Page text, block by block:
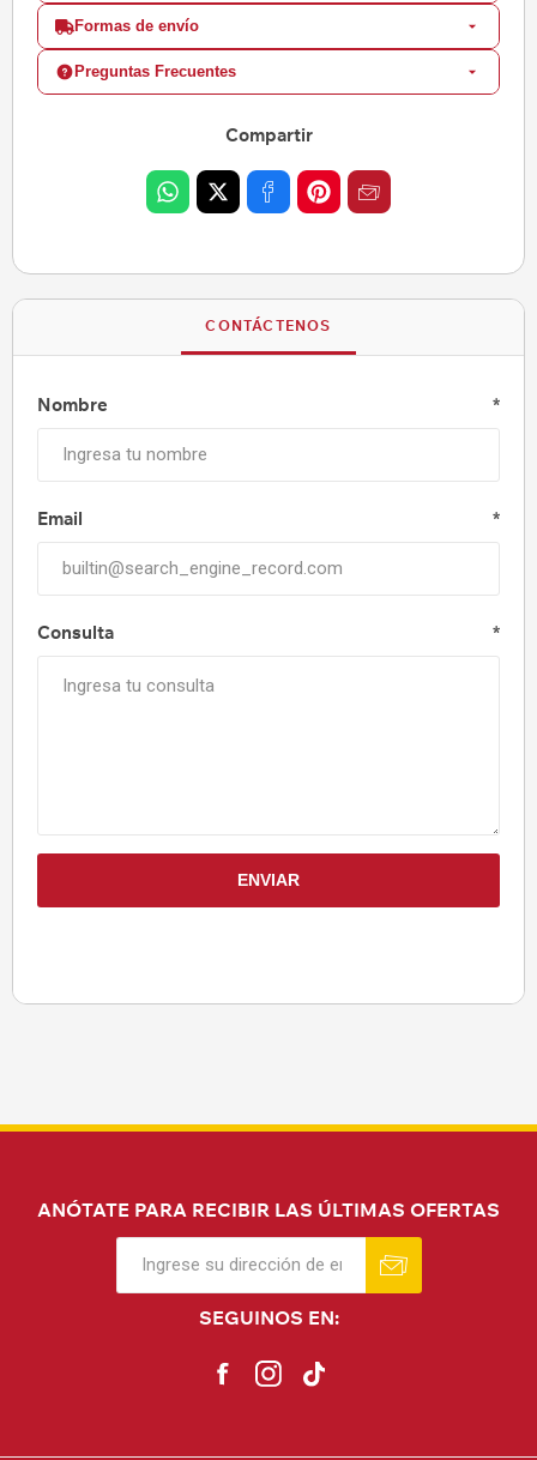
Formas de envío
Preguntas Frecuentes
Compartir
CONTÁCTENOS
Nombre *
Email *
Consulta *
ANÓTATE PARA RECIBIR LAS ÚLTIMAS OFERTAS
SEGUINOS EN: